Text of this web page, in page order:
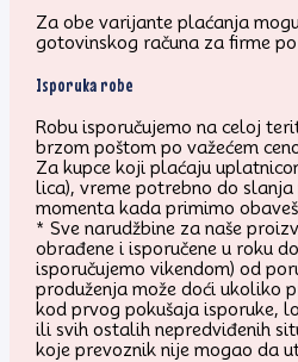
Za obe varijante plaćanja
gotovinskog računa za firme
Isporuka robe
Robu isporučujemo na celoj
brzom poštom po važećem
Za kupce koji plaćaju
lica), vreme potrebno do slanja
momenta kada primimo
* Sve narudžbine za naše
obrađene i isporučene u roku
isporučujemo vikendom) od
produženja može doći ukoliko
kod prvog pokušaja isporuke,
ili svih ostalih nepredviđenih
koje prevoznik nije mogao da